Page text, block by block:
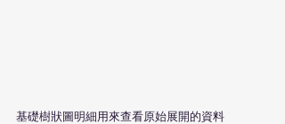
基礎樹狀圖明細用來查看原始展開的資料